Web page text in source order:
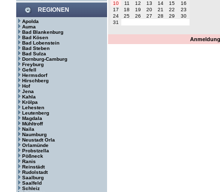
REGIONEN
Apolda
Auma
Bad Blankenburg
Bad Kösen
Bad Lobenstein
Bad Steben
Bad Sulza
Dornburg-Camburg
Freyburg
Gefell
Hermsdorf
Hirschberg
Hof
Jena
Kahla
Krölpa
Lehesten
Leutenberg
Magdala
Mühltroff
Naila
Naumburg
Neustadt Orla
Orlamünde
Probstzella
Pößneck
Ranis
Reinstädt
Rudolstadt
Saalburg
Saalfeld
Schleiz
10
11 12 13 14 15
16
17
18 19 20 21 22
23
24
25 26 27 28 29
30
31